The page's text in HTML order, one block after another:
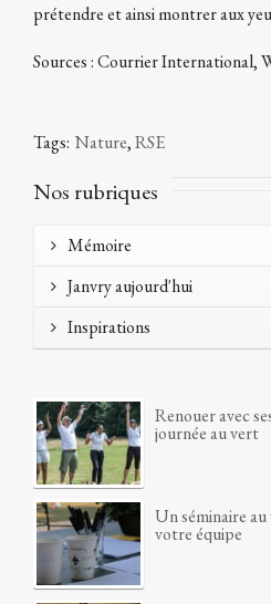
prétendre et ainsi montrer aux
Sources : Courrier International,
Tags: Nature,RSE
Nos rubriques
Mémoire
Janvry aujourd'hui
Inspirations
Renouer avec
journée au vert
Un séminaire
votre équipe